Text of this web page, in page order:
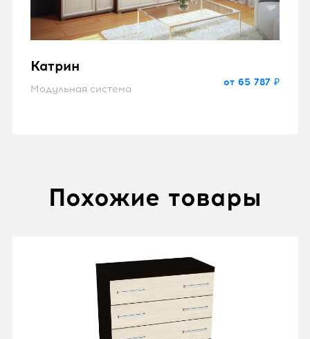
Катрин
Модульная система
от 65 787 ₽
Похожие товары